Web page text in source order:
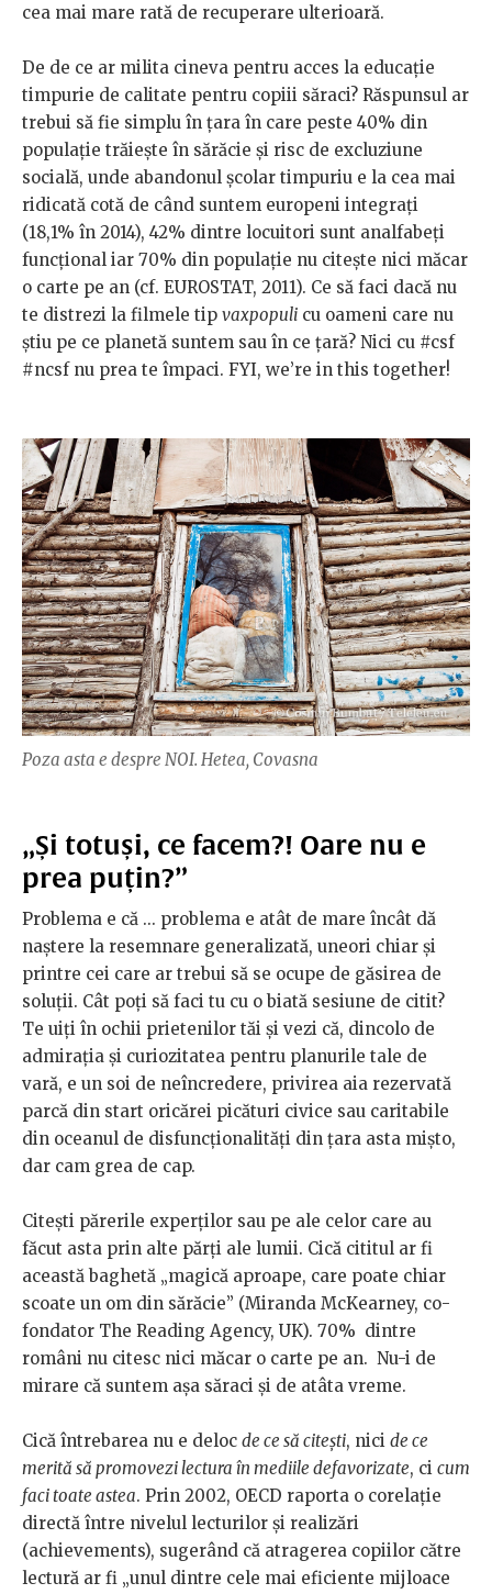
cea mai mare rată de recuperare ulterioară.
De de ce ar milita cineva pentru acces la educație
timpurie de calitate pentru copiii săraci? Răspunsul ar
trebui să fie simplu în țara în care peste 40% din
populație trăieşte în sărăcie şi risc de excluziune
socială, unde abandonul școlar timpuriu e la cea mai
ridicată cotă de când suntem europeni integrați
(18,1% în 2014), 42% dintre locuitori sunt analfabeți
funcțional iar 70% din populație nu citește nici măcar
o carte pe an (cf. EUROSTAT, 2011). Ce să faci dacă nu
te distrezi la filmele tip vaxpopuli cu oameni care nu
știu pe ce planetă suntem sau în ce țară? Nici cu #csf
#ncsf nu prea te împaci. FYI, we’re in this together!
Poza asta e despre NOI. Hetea, Covasna
„Și totuși, ce facem?! Oare nu e
prea puțin?”
Problema e că ... problema e atât de mare încât dă
naștere la resemnare generalizată, uneori chiar și
printre cei care ar trebui să se ocupe de găsirea de
soluții. Cât poți să faci tu cu o biată sesiune de citit?
Te uiți în ochii prietenilor tăi și vezi că, dincolo de
admirația și curiozitatea pentru planurile tale de
vară, e un soi de neîncredere, privirea aia rezervată
parcă din start oricărei picături civice sau caritabile
din oceanul de disfuncționalități din țara asta mișto,
dar cam grea de cap.
Citești părerile experților sau pe ale celor care au
făcut asta prin alte părți ale lumii. Cică cititul ar fi
această baghetă „magică aproape, care poate chiar
scoate un om din sărăcie” (Miranda McKearney, co-
fondator The Reading Agency, UK). 70% dintre
români nu citesc nici măcar o carte pe an. Nu-i de
mirare că suntem așa săraci și de atâta vreme.
Cică întrebarea nu e deloc de ce să citești, nici de ce
merită să promovezi lectura în mediile defavorizate, ci cum
faci toate astea. Prin 2002, OECD raporta o corelație
directă între nivelul lecturilor și realizări
(achievements), sugerând că atragerea copiilor către
lectură ar fi „unul dintre cele mai eficiente mijloace